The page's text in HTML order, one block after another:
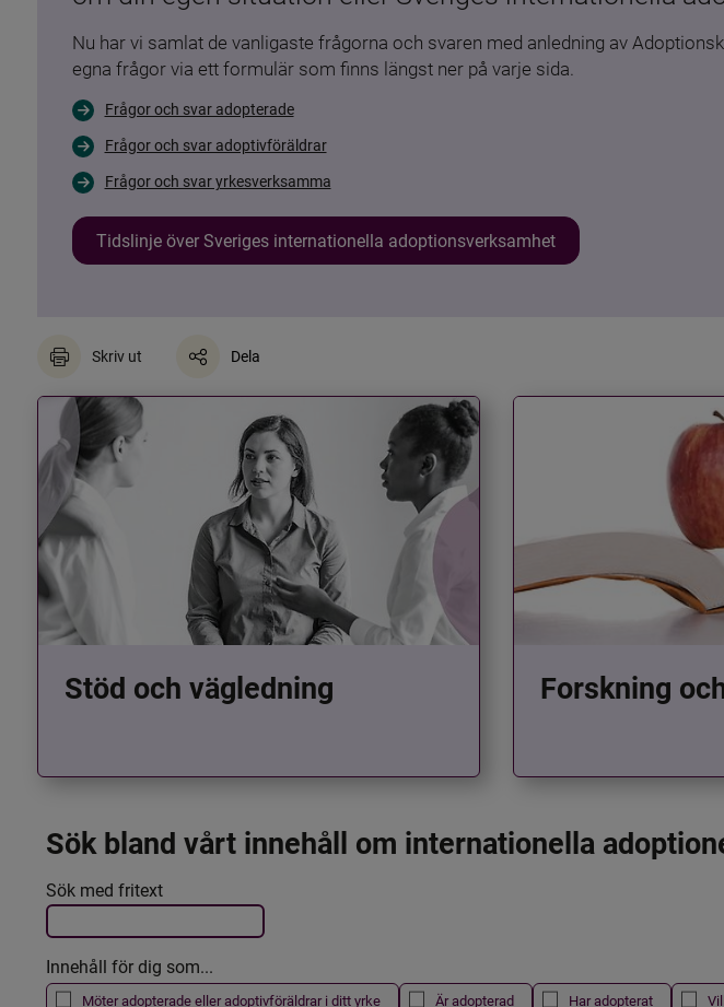
Nu har vi samlat de vanligaste frågorna och svaren med anledning av
egna frågor via ett formulär som finns längst ner på varje sida.
Frågor och svar adopterade
Frågor och svar adoptivföräldrar
Frågor och svar yrkesverksamma
Tidslinje över Sveriges internationella adoptionsverksamhet
Skriv ut Dela
Stöd och vägledning Forskning
Sök bland vårt innehåll om internationella
Filtrera resultatet
Det här formuläret postas automatiskt
Sök med fritext
Innehåll för dig som...
Möter adopterade eller adoptivföräldrar i ditt yrke Är adopterad Har adopterat